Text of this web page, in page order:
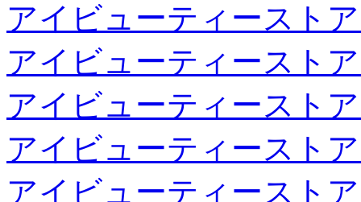
アイビューティースト
アイビューティースト
アイビューティースト
アイビューティースト
アイビューティースト